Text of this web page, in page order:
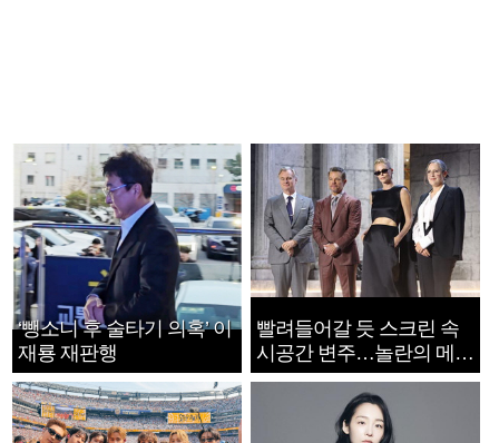
‘뺑소니 후 술타기 의혹’ 이
재룡 재판행
빨려들어갈 듯 스크린 속
시공간 변주…놀란의 메시
지는 ‘전쟁 속죄’